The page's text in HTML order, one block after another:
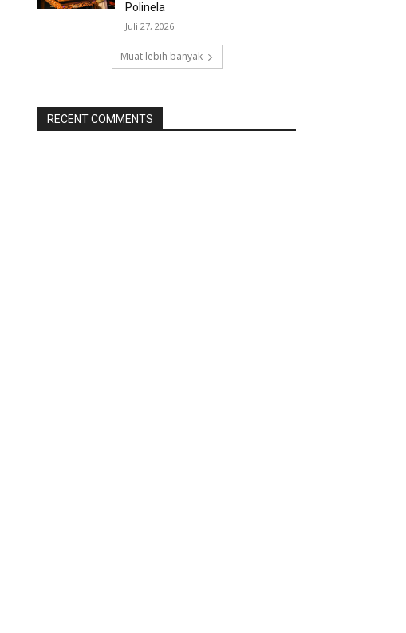
Polinela
Juli 27, 2026
Muat lebih banyak
RECENT COMMENTS